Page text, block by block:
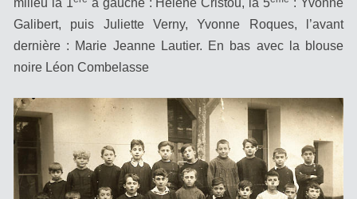
Galibert, puis Juliette Verny, Yvonne Roques, l’avant
dernière : Marie Jeanne Lautier. En bas avec la blouse
noire Léon Combelasse